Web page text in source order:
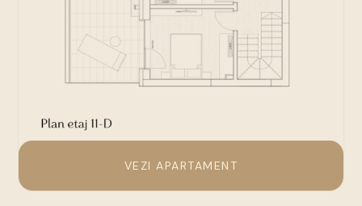
VEZI APARTAMENT